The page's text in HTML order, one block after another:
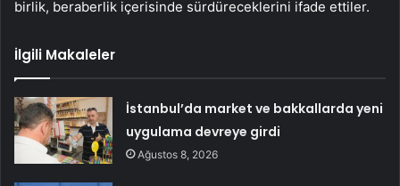
birlik, beraberlik içerisinde sürdüreceklerini ifade ettiler.
İlgili Makaleler
İstanbul’da market ve bakkallarda yeni
uygulama devreye girdi
Ağustos 8, 2026